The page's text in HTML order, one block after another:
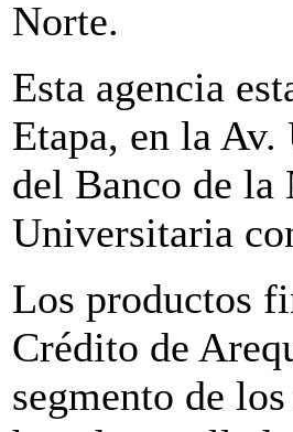
Norte.
Esta agencia
Etapa, en la
del Banco de la
Universitaria
Los productos
Crédito de
segmento de